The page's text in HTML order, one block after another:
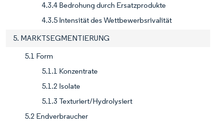
4.3.4 Bedrohung durch Ersatzprodukte
4.3.5 Intensität des Wettbewerbsrivalität
5. MARKTSEGMENTIERUNG
5.1 Form
5.1.1 Konzentrate
5.1.2 Isolate
5.1.3 Texturiert/Hydrolysiert
5.2 Endverbraucher